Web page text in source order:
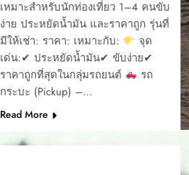
เหมาะสำหรับนักท่องเที่ยว 1–4 คนขับ
ง่าย ประหยัดน้ำมัน และราคาถูก รุ่นที่
มีให้เช่า: ราคา: เหมาะกับ:
จุด
เด่น:✔ ประหยัดน้ำมัน✔ ขับง่าย✔
ราคาถูกที่สุดในกลุ่มรถยนต์
รถ
กระบะ (Pickup) –…
Read More